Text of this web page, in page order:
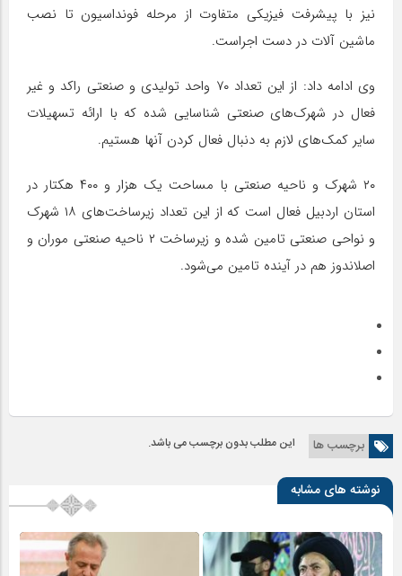
نیز با پیشرفت فیزیکی متفاوت از مرحله فونداسیون تا نصب
ماشین آلات در دست اجراست.
وی ادامه داد: از این تعداد ۷۰ واحد تولیدی و صنعتی راکد و غیر
فعال در شهرک‌های صنعتی شناسایی شده که با ارائه تسهیلات
سایر کمک‌های لازم به دنبال فعال کردن آنها هستیم.
۲۰ شهرک و ناحیه صنعتی با مساحت یک هزار و ۴۰۰ هکتار در
استان اردبیل فعال است که از این تعداد زیرساخت‌های ۱۸ شهرک
و نواحی صنعتی تامین شده و زیرساخت ۲ ناحیه صنعتی موران و
اصلاندوز هم در آینده تامین می‌شود.
برچسب ها این مطلب بدون برچسب می باشد.
نوشته های مشابه